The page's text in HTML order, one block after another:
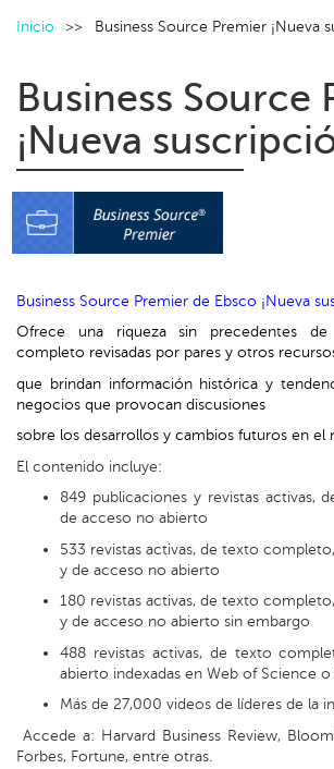
Inicio Business Source Premier ¡Nueva
Business Source
¡Nueva
Business Source Premier de Ebsco ¡Nueva
Ofrece una riqueza sin precedentes
completo revisadas por pares y otros
que brindan información histórica y
negocios que provocan discusiones
sobre los desarrollos y cambios futuros en el
El contenido incluye:
849 publicaciones y revistas activas,
de acceso no abierto
533 revistas activas, de texto
y de acceso no abierto
180 revistas activas, de texto
y de acceso no abierto sin embargo
488 revistas activas, de texto
abierto indexadas en Web of Science o
Más de 27,000 videos de líderes de la
Accede a: Harvard Business Review,
Forbes, Fortune, entre otras.